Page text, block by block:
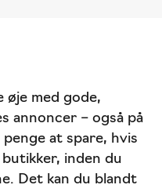
øje med gode,
annoncer – også på
at spare, hvis
inden du
Det kan du blandt